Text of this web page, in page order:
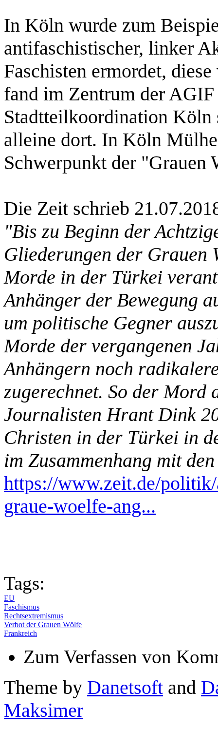
In Köln wurde zum
antifaschistischer, linker
Faschisten ermordet,
fand im Zentrum der
Stadtteilkoordination
alleine dort. In Köln
Schwerpunkt der "Grauen
Die Zeit schrieb
"Bis zu Beginn der
Gliederungen der Grauen
Morde in der Türkei
Anhänger der Bewegung
um politische Gegner
Morde der vergangenen
Anhängern noch
zugerechnet. So der Mord
Journalisten Hrant Dink
Christen in der Türkei in
im Zusammenhang mit
https://www.zeit.de/
graue-woelfe-ang...
Tags:
EU
Faschismus
Rechtsextremismus
Verbot der Grauen Wölfe
Frankreich
Zum Verfassen von
Theme by Danetsoft and
Maksimer